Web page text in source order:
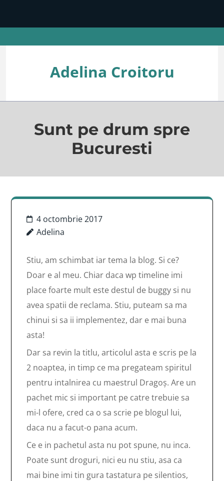
Adelina Croitoru
Sunt pe drum spre
Bucuresti
4 octombrie 2017
Adelina
Stiu, am schimbat iar tema la blog. Si ce?
Doar e al meu. Chiar daca wp timeline imi
place foarte mult este destul de buggy si nu
avea spatii de reclama. Stiu, puteam sa ma
chinui si sa ii implementez, dar e mai buna
asta!
Dar sa revin la titlu, articolul asta e scris pe la
2 noaptea, in timp ce ma pregateam spiritul
pentru intalnirea cu maestrul Dragoș. Are un
pachet mic si important pe catre trebuie sa
mi-l ofere, cred ca o sa scrie pe blogul lui,
daca nu a facut-o pana acum.
Ce e in pachetul asta nu pot spune, nu inca.
Poate sunt droguri, nici eu nu stiu, asa ca
mai bine imi tin gura tastatura pe silentios,